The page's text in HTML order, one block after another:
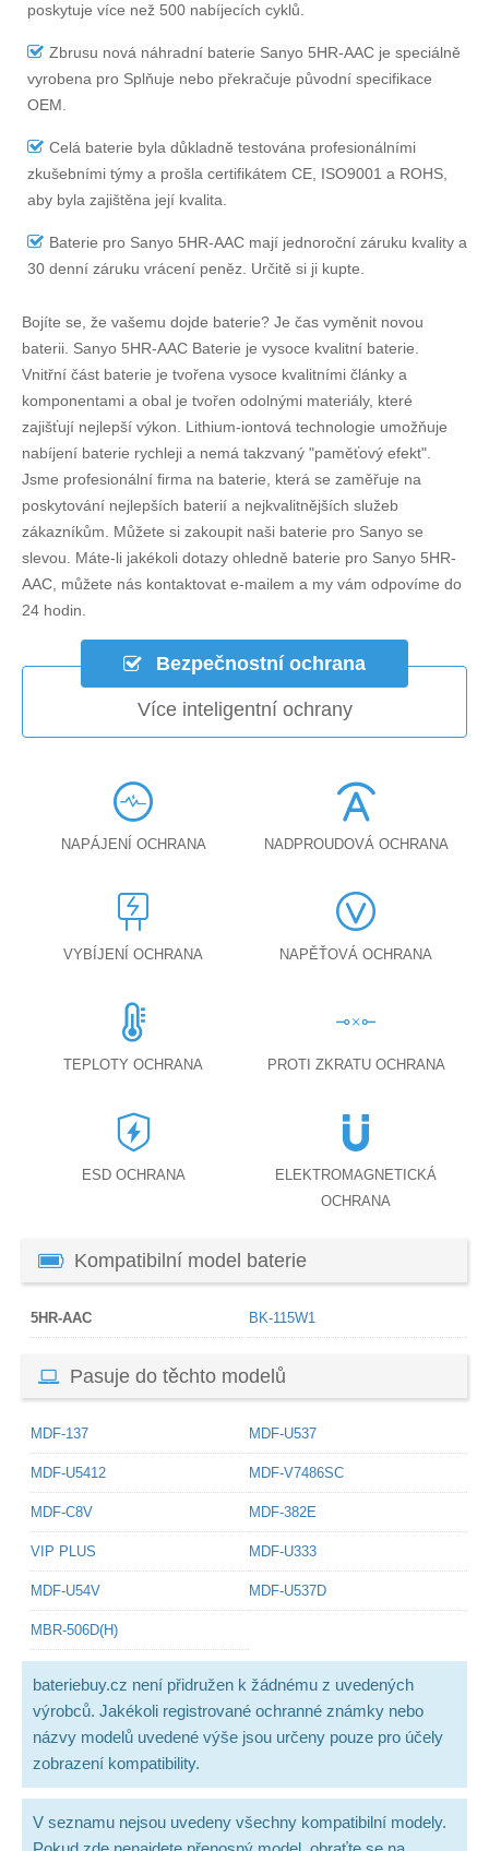
poskytuje více než 500 nabíjecích cyklů.
Zbrusu nová náhradní baterie Sanyo 5HR-AAC je speciálně
vyrobena pro Splňuje nebo překračuje původní specifikace
OEM.
Celá baterie byla důkladně testována profesionálními
zkušebními týmy a prošla certifikátem CE, ISO9001 a ROHS,
aby byla zajištěna její kvalita.
Baterie pro Sanyo 5HR-AAC mají jednoroční záruku kvality a
30 denní záruku vrácení peněz. Určitě si ji kupte.
Bojíte se, že vašemu dojde baterie? Je čas vyměnit novou
baterii. Sanyo 5HR-AAC Baterie je vysoce kvalitní baterie.
Vnitřní část baterie je tvořena vysoce kvalitními články a
komponentami a obal je tvořen odolnými materiály, které
zajišťují nejlepší výkon. Lithium-iontová technologie umožňuje
nabíjení baterie rychleji a nemá takzvaný "paměťový efekt".
Jsme profesionální firma na baterie, která se zaměřuje na
poskytování nejlepších baterií a nejkvalitnějších služeb
zákazníkům. Můžete si zakoupit naši baterie pro Sanyo se
slevou. Máte-li jakékoli dotazy ohledně baterie pro Sanyo 5HR-
AAC, můžete nás kontaktovat e-mailem a my vám odpovíme do
24 hodin.
Bezpečnostní ochrana
Více inteligentní ochrany
NAPÁJENÍ OCHRANA NADPROUDOVÁ OCHRANA
VYBÍJENÍ OCHRANA NAPĚŤOVÁ OCHRANA
TEPLOTY OCHRANA PROTI ZKRATU OCHRANA
ESD OCHRANA
ELEKTROMAGNETICKÁ
OCHRANA
Kompatibilní model baterie
5HR-AAC BK-115W1
Pasuje do těchto modelů
MDF-137 MDF-U537
MDF-U5412 MDF-V7486SC
MDF-C8V MDF-382E
VIP PLUS MDF-U333
MDF-U54V MDF-U537D
MBR-506D(H)
bateriebuy.cz není přidružen k žádnému z uvedených
výrobců. Jakékoli registrované ochranné známky nebo
názvy modelů uvedené výše jsou určeny pouze pro účely
zobrazení kompatibility.
V seznamu nejsou uvedeny všechny kompatibilní modely.